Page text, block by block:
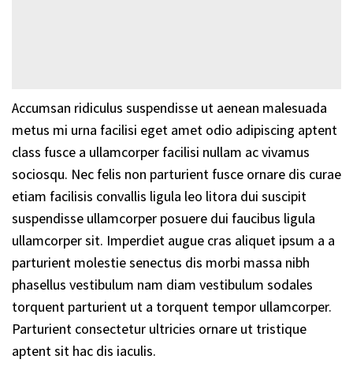
Accumsan ridiculus suspendisse ut aenean malesuada
metus mi urna facilisi eget amet odio adipiscing aptent
class fusce a ullamcorper facilisi nullam ac vivamus
sociosqu. Nec felis non parturient fusce ornare dis curae
etiam facilisis convallis ligula leo litora dui suscipit
suspendisse ullamcorper posuere dui faucibus ligula
ullamcorper sit. Imperdiet augue cras aliquet ipsum a a
parturient molestie senectus dis morbi massa nibh
phasellus vestibulum nam diam vestibulum sodales
torquent parturient ut a torquent tempor ullamcorper.
Parturient consectetur ultricies ornare ut tristique
aptent sit hac dis iaculis.